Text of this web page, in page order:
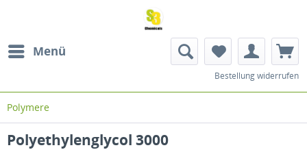
Menü
Bestellung widerrufen
Polymere
Polyethylenglycol 3000